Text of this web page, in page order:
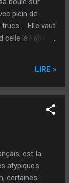
plein de
Elle vaut
là ! @++
LIRE »
est la
atypiques
certaines